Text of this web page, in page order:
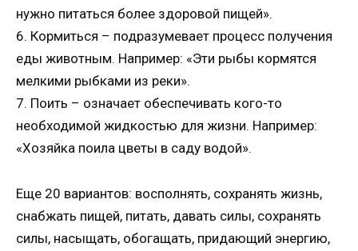
нужно питаться более здоровой пищей».
6. Кормиться – подразумевает процесс получения
еды животным. Например: «Эти рыбы кормятся
мелкими рыбками из реки».
7. Поить – означает обеспечивать кого-то
необходимой жидкостью для жизни. Например:
«Хозяйка поила цветы в саду водой».
Еще 20 вариантов: восполнять, сохранять жизнь,
снабжать пищей, питать, давать силы, сохранять
силы, насыщать, обогащать, придающий энергию,